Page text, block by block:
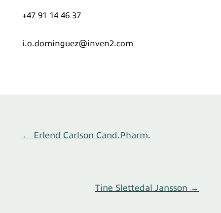
+47 91 14 46 37
i.o.dominguez@inven2.com
← Erlend Carlson Cand.Pharm.
Tine Slettedal Jansson →